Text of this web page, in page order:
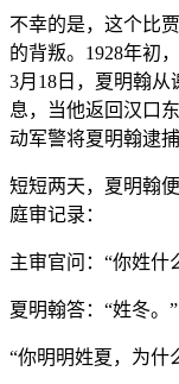
不幸的是，这个比
的背叛。1928年初
3月18日，夏明翰
息，当他返回汉口
动军警将夏明翰逮捕
短短两天，夏明翰
庭审记录：
主审官问：“你姓什
夏明翰答：“姓冬。”
“你明明姓夏，为什